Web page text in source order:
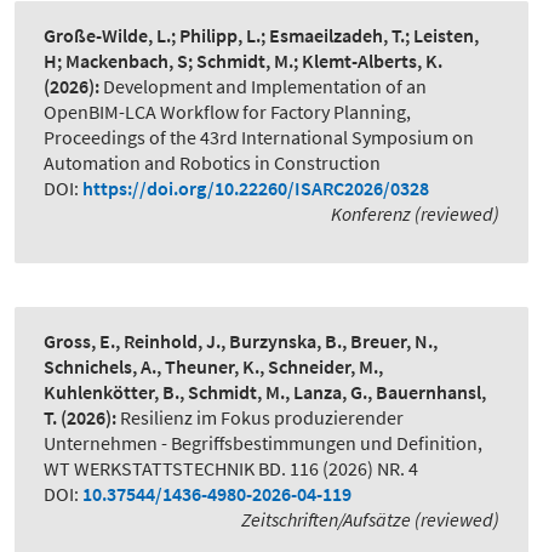
Große-Wilde, L.; Philipp, L.; Esmaeilzadeh, T.; Leisten,
H; Mackenbach, S; Schmidt, M.; Klemt-Alberts, K.
(2026): Development and Implementation of an
OpenBIM-LCA Workflow for Factory Planning,
Proceedings of the 43rd International Symposium on
Automation and Robotics in Construction
DOI: https://doi.org/10.22260/ISARC2026/0328
Konferenz (reviewed)
Gross, E., Reinhold, J., Burzynska, B., Breuer, N.,
Schnichels, A., Theuner, K., Schneider, M.,
Kuhlenkötter, B., Schmidt, M., Lanza, G., Bauernhansl,
T. (2026): Resilienz im Fokus produzierender
Unternehmen - Begriffsbestimmungen und Definition,
WT WERKSTATTSTECHNIK BD. 116 (2026) NR. 4
DOI: 10.37544/1436-4980-2026-04-119
Zeitschriften/Aufsätze (reviewed)